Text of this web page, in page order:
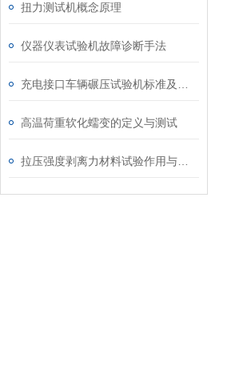
扭力测试机概念原理
仪器仪表试验机故障诊断手法
高温荷重软化蠕变的定义与测试